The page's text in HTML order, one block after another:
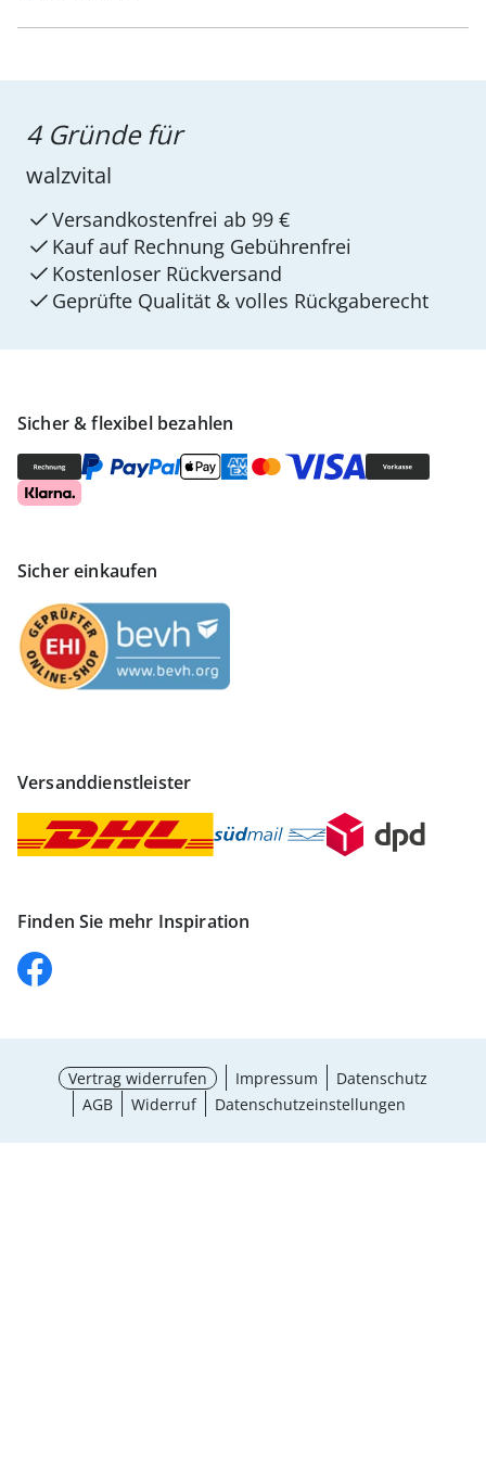
Sicher & flexibel bezahlen
Sicher einkaufen
Versanddienstleister
Finden Sie mehr Inspiration
4 Gründe für
walzvital
Versandkostenfrei ab 99 €
Kauf auf Rechnung Gebührenfrei
Kostenloser Rückversand
Geprüfte Qualität & volles Rückgaberecht
Vertrag widerrufen Impressum
Datenschutz
AGB
Widerruf Datenschutzeinstellungen